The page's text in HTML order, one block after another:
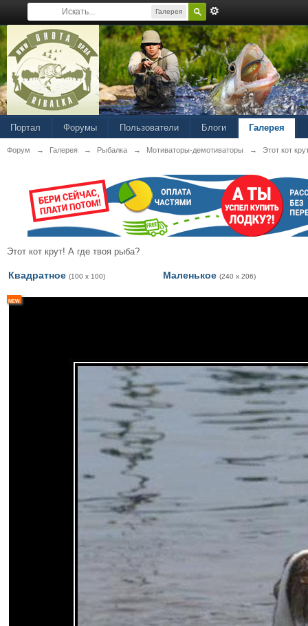
Галерея
Портал Форумы Пользователи Блоги Галерея
Форум → Галерея → Рыбалка → Мотиваторы-демотиваторы → Этот кот
Этот кот крут! А где твоя рыба?
Квадратное (100 x 100) Маленькое (240 x 206)
new